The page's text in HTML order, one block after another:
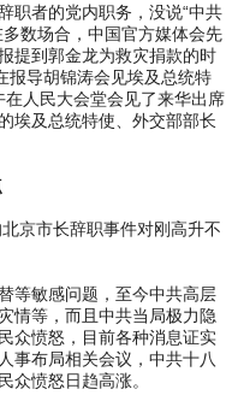
职者的党内职务，没说“中共
数场合，中国官方媒体会先
提到郭金龙为救灾捐款的时
报导胡锦涛会见埃及总统特
人民大会堂会见了来华出席
埃及总统特使、外交部部长
市长辞职事件对刚高升不
等敏感问题，至今中共高层
情等，而且中共当局极力隐
众愤怒，目前各种消息证实
事布局相关会议，中共十八
众愤怒日趋高涨。